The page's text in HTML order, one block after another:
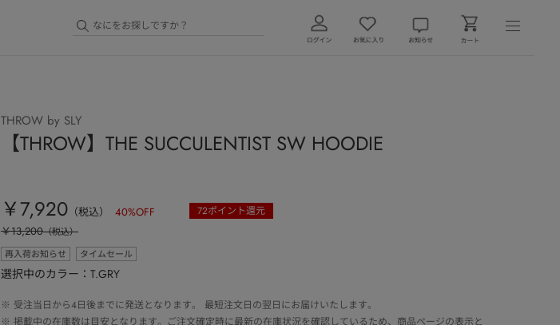
THROW by SLY
【THROW】THE SUCCULENTIST SW HOODIE
￥7,920 （税込） 40%OFF 72ポイント還元
￥13,200（税込）
再入荷お知らせ
タイムセール
選択中のカラー：T.GRY
※ 受注当日から4日後までに発送となります。 最短注文日の翌日にお届けいたします。
※ 掲載中の在庫数は目安となります。ご注文確定時に最新の在庫状況を確認しているため、商品ページの表示と